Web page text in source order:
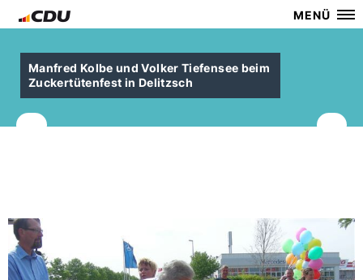
MENÜ
Manfred Kolbe und Volker Tiefensee beim
Zuckertütenfest in Delitzsch